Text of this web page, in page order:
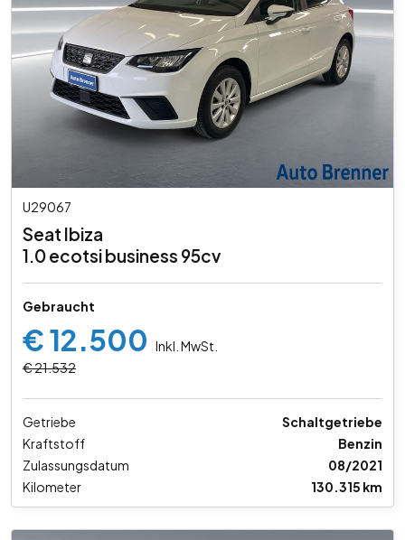
U29067
Seat Ibiza
1.0 ecotsi business 95cv
Gebraucht
€ 12.500 Inkl. MwSt.
€ 21.532
Getriebe
Schaltgetriebe
Kraftstoff
Benzin
Zulassungsdatum
08/2021
Kilometer
130.315 km